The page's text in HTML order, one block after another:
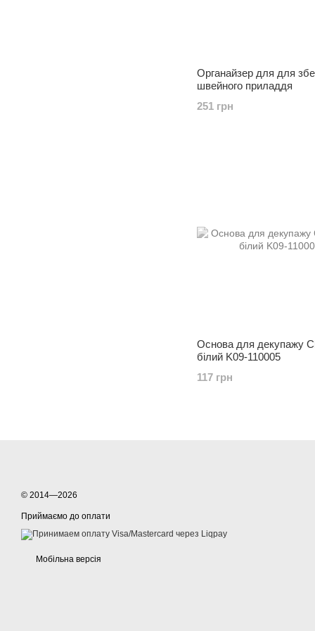
Органайзер для для
швейного приладдя
251 грн
Основа для декупажу
білий K09-110005
117 грн
© 2014—2026
Приймаємо до оплати
Мобільна версія